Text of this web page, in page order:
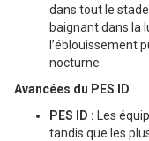
dans tout le
baignant dans la
l’éblouissement
nocturne
Avancées du PES ID
PES ID : Les
tandis que les